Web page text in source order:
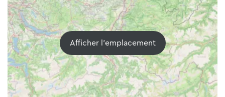
Afficher l'emplacement